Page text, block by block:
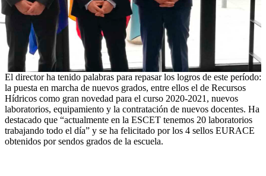
El director ha tenido palabras para repasar los logros de este período:
la puesta en marcha de nuevos grados, entre ellos el de Recursos
Hídricos como gran novedad para el curso 2020-2021, nuevos
laboratorios, equipamiento y la contratación de nuevos docentes. Ha
destacado que “actualmente en la ESCET tenemos 20 laboratorios
trabajando todo el día” y se ha felicitado por los 4 sellos EURACE
obtenidos por sendos grados de la escuela.